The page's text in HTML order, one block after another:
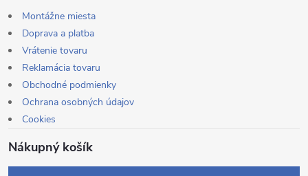
Montážne miesta
Doprava a platba
Vrátenie tovaru
Reklamácia tovaru
Obchodné podmienky
Ochrana osobných údajov
Cookies
Nákupný košík